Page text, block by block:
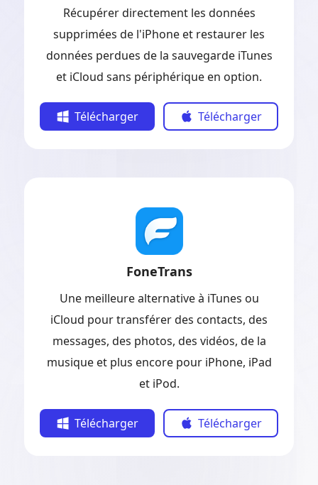
Récupérer directement les données
supprimées de l'iPhone et restaurer les
données perdues de la sauvegarde iTunes
et iCloud sans périphérique en option.
Télécharger Télécharger
FoneTrans
Une meilleure alternative à iTunes ou
iCloud pour transférer des contacts, des
messages, des photos, des vidéos, de la
musique et plus encore pour iPhone, iPad
et iPod.
Télécharger Télécharger